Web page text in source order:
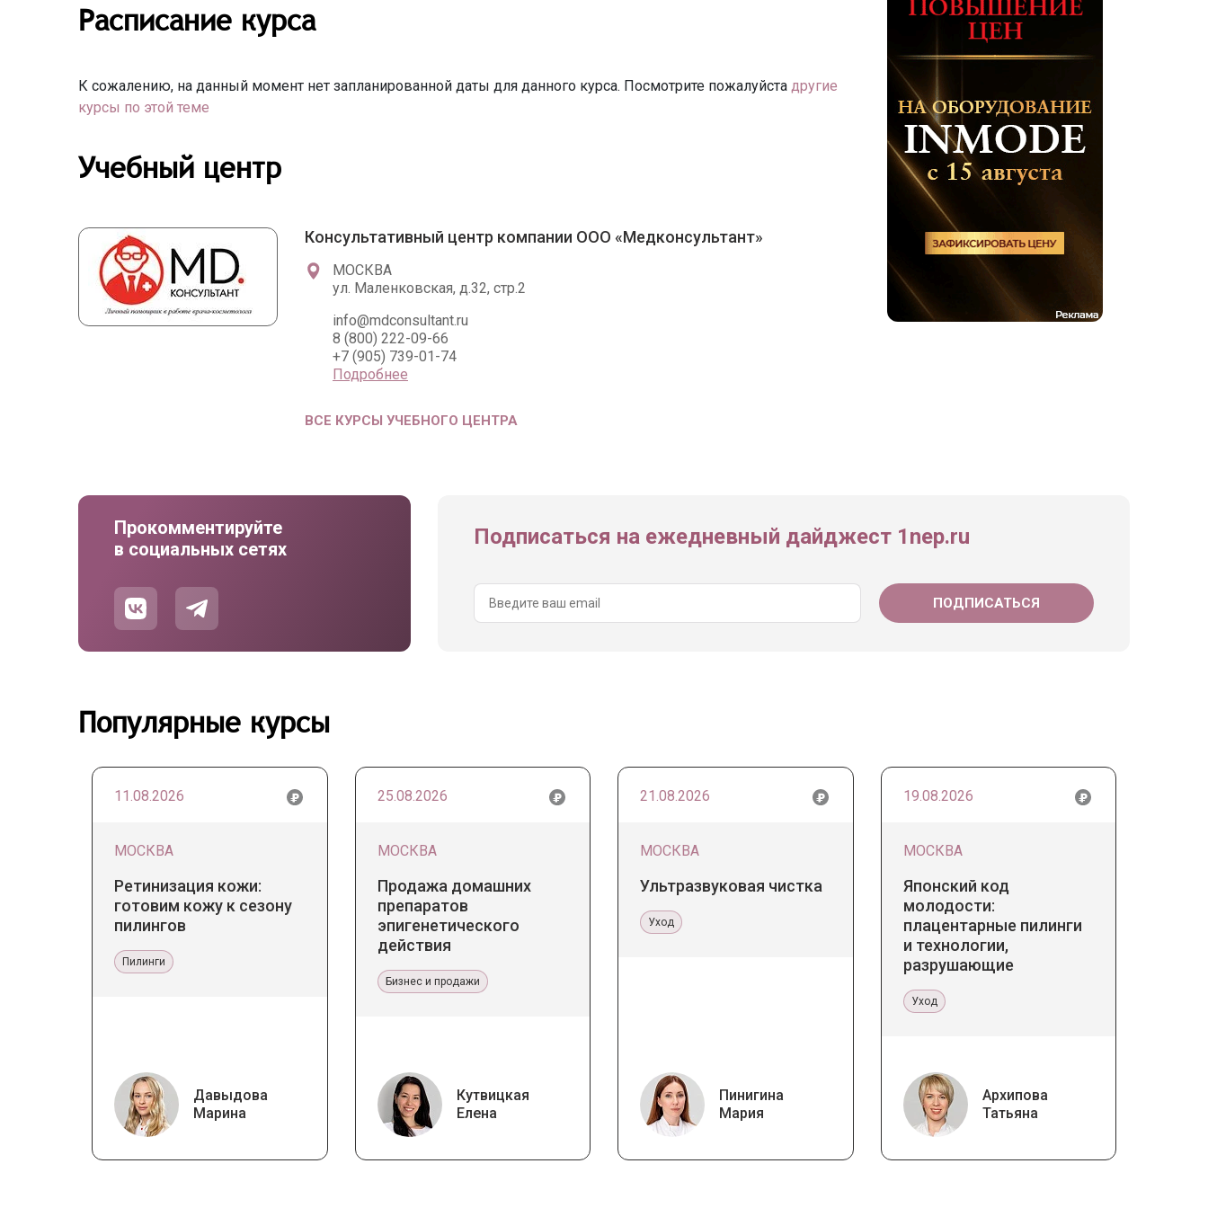
Расписание курса
К сожалению, на данный момент нет запланированной даты для данного курса. Посмотрите пожалуйста другие
курсы по этой теме
Учебный центр
Консультативный центр компании ООО «Медконсультант»
МОСКВА
ул. Маленковская, д.32, стр.2
info@mdconsultant.ru
8 (800) 222-09-66
+7 (905) 739-01-74
Подробнее
ВСЕ КУРСЫ УЧЕБНОГО ЦЕНТРА
Прокомментируйте
в социальных сетях
Подписаться на ежедневный дайджест 1nep.ru
Популярные курсы
11.08.2026
МОСКВА
Ретинизация кожи:
готовим кожу к сезону
пилингов
Пилинги
Давыдова
Марина
25.08.2026
МОСКВА
Продажа домашних
препаратов
эпигенетического
действия
Бизнес и продажи
Кутвицкая
Елена
21.08.2026
МОСКВА
Ультразвуковая чистка
Уход
Пинигина
Мария
19.08.2026
МОСКВА
Японский код
молодости:
плацентарные пилинги
и технологии,
разрушающие
Уход
Архипова
Татьяна